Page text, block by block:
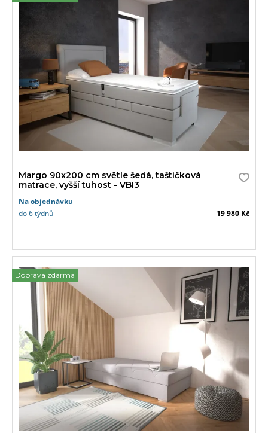
Margo 90x200 cm světle šedá, taštičková
matrace, vyšší tuhost - VBI3
Na objednávku
do 6 týdnů
19 980 Kč
Doprava zdarma